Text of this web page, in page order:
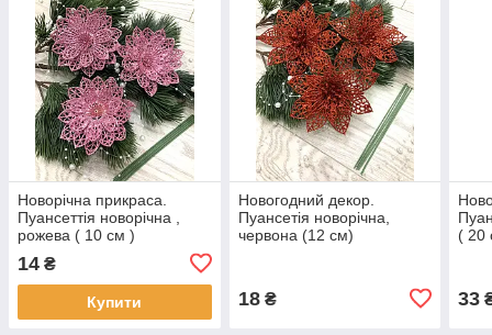
Новорічна прикраса.
Пуансеттія новорічна ,
рожева ( 10 см )
14 ₴
Купити
Новогодний декор.
Пуансетія новорічна,
червона (12 см)
18₴
( 20
33